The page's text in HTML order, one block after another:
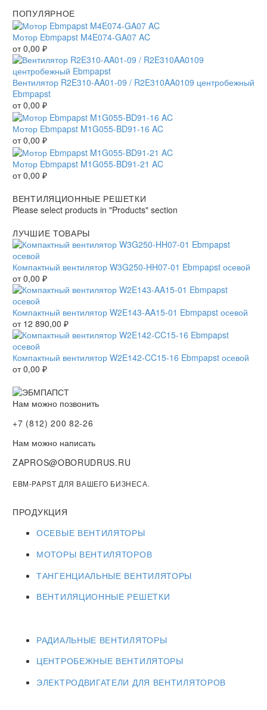
ПОПУЛЯРНОЕ
Мотор Ebmpapst M4E074-GA07 AC
от0,00 ₽
Вентилятор R2E310-AA01-09 / R2E310AA0109 центробежный
Ebmpapst
от0,00 ₽
Мотор Ebmpapst M1G055-BD91-16 AC
от0,00 ₽
Мотор Ebmpapst M1G055-BD91-21 AC
от0,00 ₽
ВЕНТИЛЯЦИОННЫЕ РЕШЕТКИ
Please select products in "Products" section
ЛУЧШИЕ ТОВАРЫ
Компактный вентилятор W3G250-HH07-01 Ebmpapst осевой
от0,00 ₽
Компактный вентилятор W2E143-AA15-01 Ebmpapst осевой
от 12 890,00 ₽
Компактный вентилятор W2E142-CC15-16 Ebmpapst осевой
от0,00 ₽
Нам можно позвонить
+7 (812) 200 82-26
Нам можно написать
ZAPROS@OBORUDRUS.RU
EBM-PAPST ДЛЯ ВАШЕГО БИЗНЕСА.
ПРОДУКЦИЯ
ОСЕВЫЕ ВЕНТИЛЯТОРЫ
МОТОРЫ ВЕНТИЛЯТОРОВ
ТАНГЕНЦИАЛЬНЫЕ ВЕНТИЛЯТОРЫ
ВЕНТИЛЯЦИОННЫЕ РЕШЕТКИ
РАДИАЛЬНЫЕ ВЕНТИЛЯТОРЫ
ЦЕНТРОБЕЖНЫЕ ВЕНТИЛЯТОРЫ
ЭЛЕКТРОДВИГАТЕЛИ ДЛЯ ВЕНТИЛЯТОРОВ